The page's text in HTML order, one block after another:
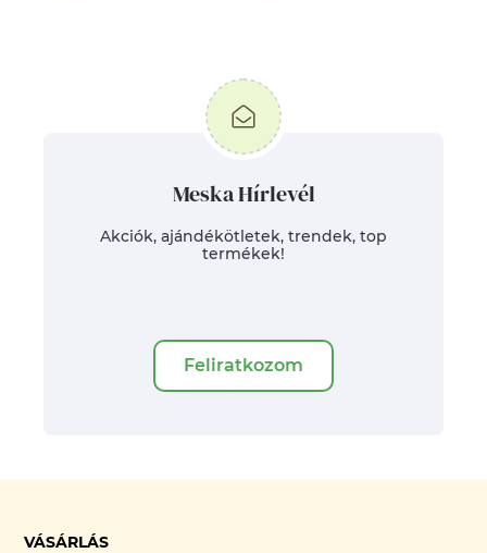
Meska Hírlevél
Akciók, ajándékötletek, trendek, top
termékek!
Feliratkozom
VÁSÁRLÁS